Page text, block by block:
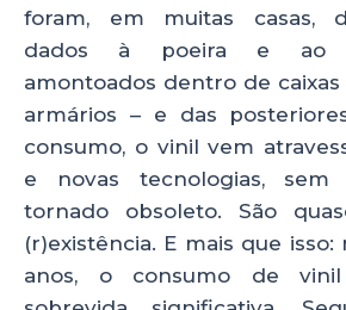
foram, em muitas casas,
dados à poeira e ao
amontoados dentro de
armários – e das
consumo, o vinil vem
e novas tecnologias,
tornado obsoleto. São
(r)existência. E mais que
anos, o consumo de